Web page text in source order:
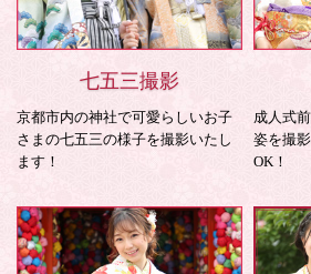
七五三撮影
京都市内の神社で可愛らしいお子
さまの七五三の様子を撮影いたし
ます！
成人式
姿を撮
OK！